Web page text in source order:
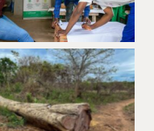
Aucune légende